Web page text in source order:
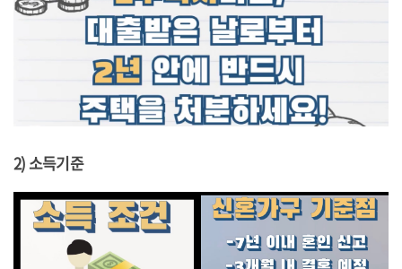
2) 소득기준